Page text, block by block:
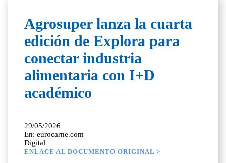
Agrosuper lanza la cuarta
edición de Explora para
conectar industria
alimentaria con I+D
académico
29/05/2026
En: eurocarne.com
Digital
ENLACE AL DOCUMENTO ORIGINAL >